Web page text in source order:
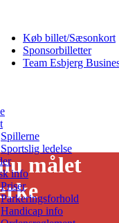
Køb billet/Sæsonkort
Sponsorbilletter
Team Esbjerg
Spillerne
Sportslig ledelse
info
Priser
Parkeringsforhold
Handicap info
målet